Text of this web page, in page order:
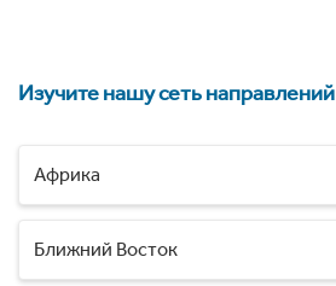
Изучите нашу сеть направлений
Африка
Ближний Восток